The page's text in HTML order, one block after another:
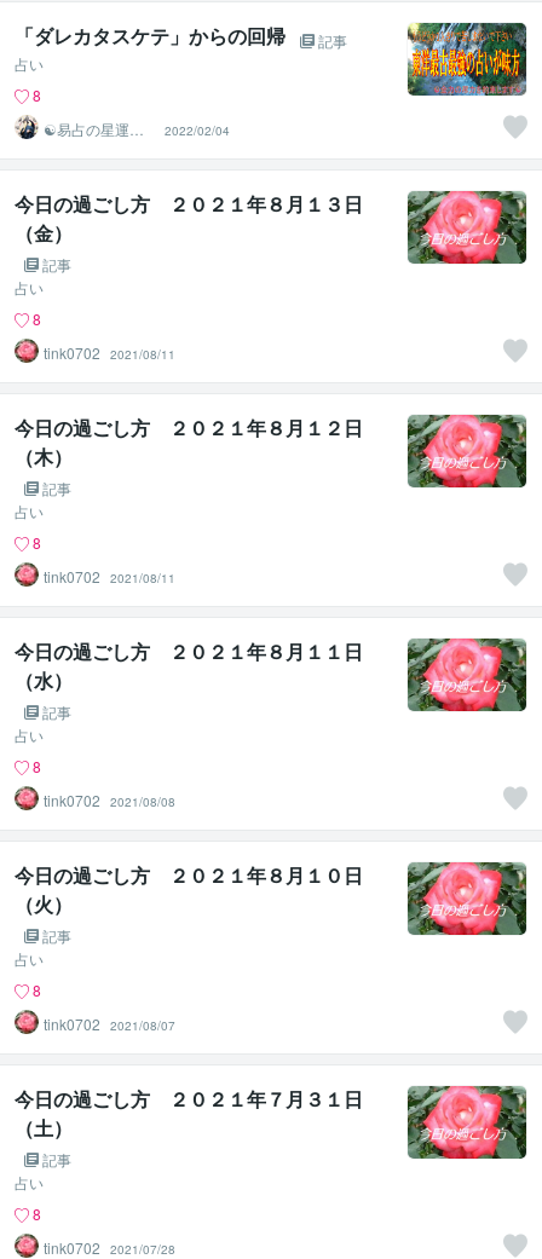
「ダレカタスケテ」からの回帰
記事
占い
8
☯易占の星運河
2022/02/04
今日の過ごし方 ２０２１年８月１３日
（金）
記事
占い
8
tink0702
2021/08/11
今日の過ごし方 ２０２１年８月１２日
（木）
記事
占い
8
tink0702
2021/08/11
今日の過ごし方 ２０２１年８月１１日
（水）
記事
占い
8
tink0702
2021/08/08
今日の過ごし方 ２０２１年８月１０日
（火）
記事
占い
8
tink0702
2021/08/07
今日の過ごし方 ２０２１年７月３１日
（土）
記事
占い
8
tink0702
2021/07/28